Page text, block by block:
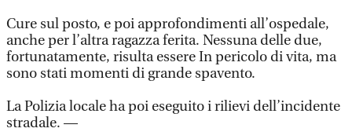
Cure sul posto, e poi approfondimenti all’ospedale,
anche per l’altra ragazza ferita. Nessuna delle due,
fortunatamente, risulta essere In pericolo di vita, ma
sono stati momenti di grande spavento.
La Polizia locale ha poi eseguito i rilievi dell’incidente
stradale. —